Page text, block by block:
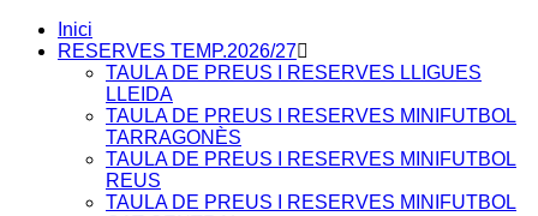
Inici
RESERVES TEMP.2026/27
TAULA DE PREUS I RESERVES LLIGUES
LLEIDA
TAULA DE PREUS I RESERVES MINIFUTBOL
TARRAGONÈS
TAULA DE PREUS I RESERVES MINIFUTBOL
REUS
TAULA DE PREUS I RESERVES MINIFUTBOL